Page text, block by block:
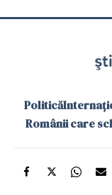
Politică
Românii care